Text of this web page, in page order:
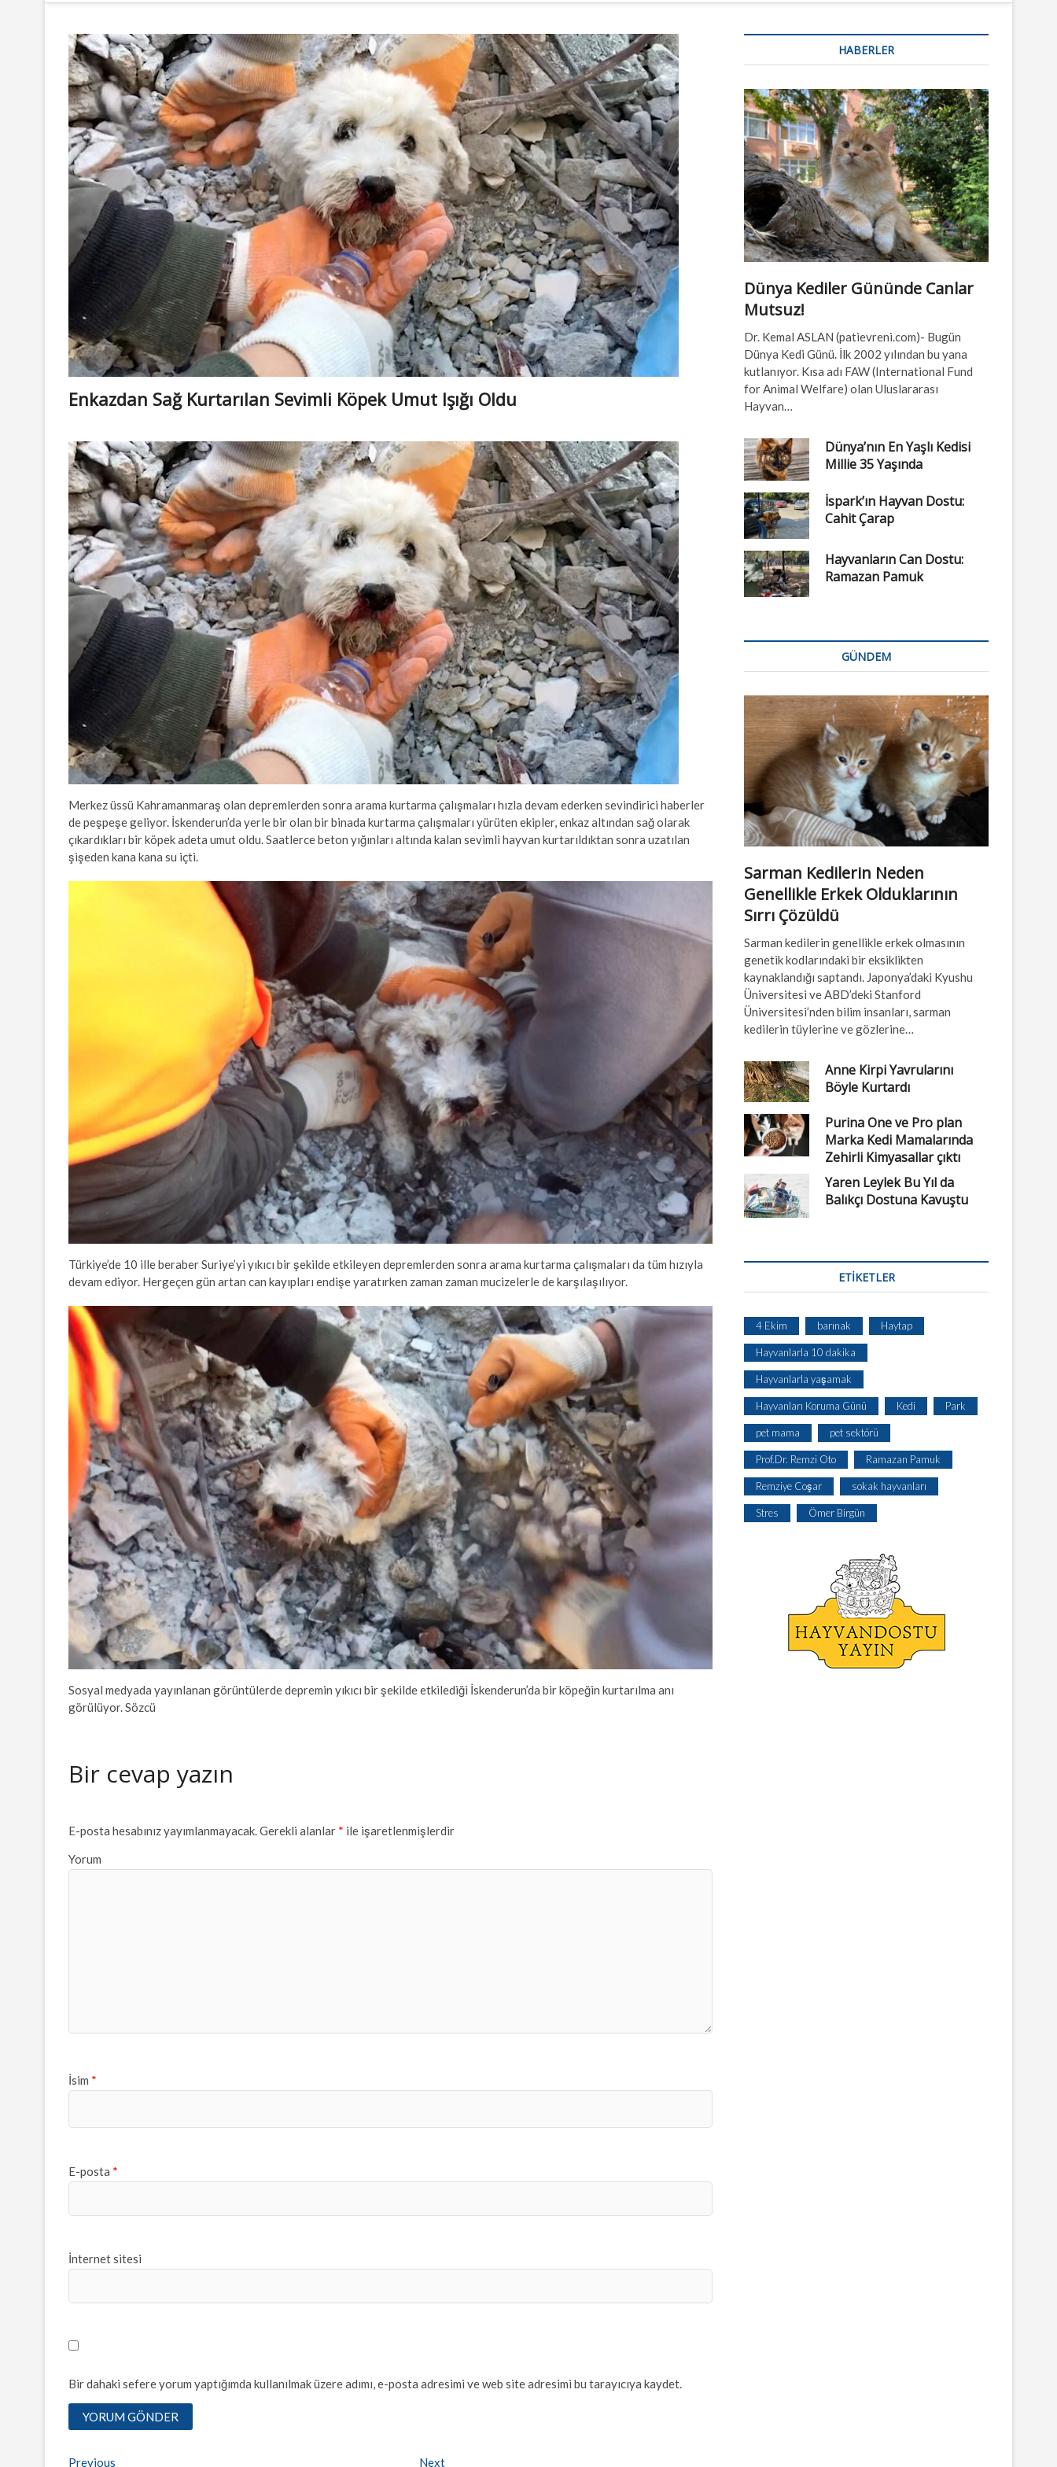
u
u
t
o
n
Enkazdan Sağ Kurtarılan Sevimli Köpek Umut Işığı Oldu
Merkez üssü Kahramanmaraş olan depremlerden sonra arama kurtarma çalışmaları hızla devam ederken sevindirici haberler
de peşpeşe geliyor. İskenderun’da yerle bir olan bir binada kurtarma çalışmaları yürüten ekipler, enkaz altından sağ olarak
çıkardıkları bir köpek adeta umut oldu. Saatlerce beton yığınları altında kalan sevimli hayvan kurtarıldıktan sonra uzatılan
şişeden kana kana su içti.
Türkiye’de 10 ille beraber Suriye’yi yıkıcı bir şekilde etkileyen depremlerden sonra arama kurtarma çalışmaları da tüm hızıyla
devam ediyor. Hergeçen gün artan can kayıpları endişe yaratırken zaman zaman mucizelerle de karşılaşılıyor.
Sosyal medyada yayınlanan görüntülerde depremin yıkıcı bir şekilde etkilediği İskenderun’da bir köpeğin kurtarılma anı
görülüyor. Sözcü
Bir cevap yazın
E-posta hesabınız yayımlanmayacak.Gerekli alanlar * ile işaretlenmişlerdir
Yorum
İsim *
E-posta *
İnternet sitesi
Bir dahaki sefere yorum yaptığımda kullanılmak üzere adımı, e-posta adresimi ve web site adresimi bu tarayıcıya kaydet.
Previous NextNext
HABERLER
Dünya Kediler Gününde Canlar
Mutsuz!
Dr. Kemal ASLAN (patievreni.com)- Bugün
Dünya Kedi Günü. İlk 2002 yılından bu yana
kutlanıyor. Kısa adı FAW (International Fund
for Animal Welfare) olan Uluslararası
Hayvan…
Dünya’nın En Yaşlı Kedisi
Millie 35 Yaşında
İspark’ın Hayvan Dostu:
Cahit Çarap
Hayvanların Can Dostu:
Ramazan Pamuk
GÜNDEM
Sarman Kedilerin Neden
Genellikle Erkek Olduklarının
Sırrı Çözüldü
Sarman kedilerin genellikle erkek olmasının
genetik kodlarındaki bir eksiklikten
kaynaklandığı saptandı. Japonya’daki Kyushu
Üniversitesi ve ABD’deki Stanford
Üniversitesi’nden bilim insanları, sarman
kedilerin tüylerine ve gözlerine…
Anne Kirpi Yavrularını
Böyle Kurtardı
Purina One ve Pro plan
Marka Kedi Mamalarında
Zehirli Kimyasallar çıktı
Yaren Leylek Bu Yıl da
Balıkçı Dostuna Kavuştu
ETIKETLER
4 Ekim barınak Haytap
Hayvanlarla 10 dakika
Hayvanlarla yaşamak
Hayvanları Koruma Günü Kedi Park
pet mama pet sektörü
Prof.Dr. Remzi Oto Ramazan Pamuk
Remziye Coşar sokak hayvanları
Stres Ömer Birgün